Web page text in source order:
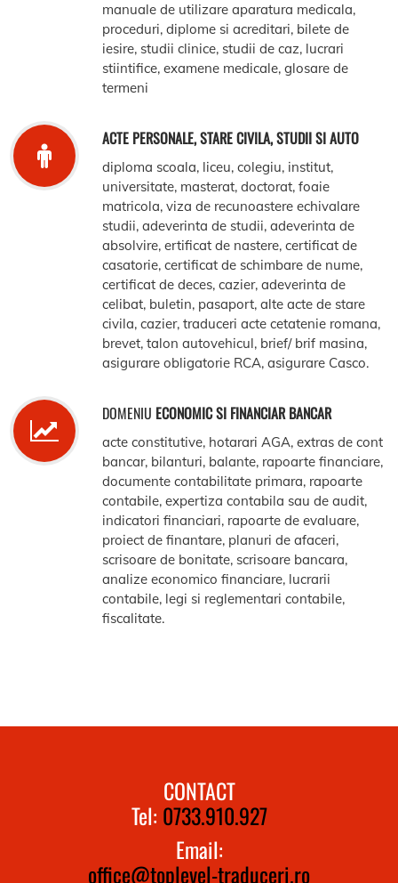
manuale de utilizare aparatura medicala,
proceduri, diplome si acreditari, bilete de
iesire, studii clinice, studii de caz, lucrari
stiintifice, examene medicale, glosare de
termeni
ACTE PERSONALE, STARE CIVILA, STUDII SI AUTO
diploma scoala, liceu, colegiu, institut,
universitate, masterat, doctorat, foaie
matricola, viza de recunoastere echivalare
studii, adeverinta de studii, adeverinta de
absolvire, ertificat de nastere, certificat de
casatorie, certificat de schimbare de nume,
certificat de deces, cazier, adeverinta de
celibat, buletin, pasaport, alte acte de stare
civila, cazier, traduceri acte cetatenie romana,
brevet, talon autovehicul, brief/ brif masina,
asigurare obligatorie RCA, asigurare Casco.
DOMENIU ECONOMIC SI FINANCIAR BANCAR
acte constitutive, hotarari AGA, extras de cont
bancar, bilanturi, balante, rapoarte financiare,
documente contabilitate primara, rapoarte
contabile, expertiza contabila sau de audit,
indicatori financiari, rapoarte de evaluare,
proiect de finantare, planuri de afaceri,
scrisoare de bonitate, scrisoare bancara,
analize economico financiare, lucrarii
contabile, legi si reglementari contabile,
fiscalitate.
CONTACT
Tel: 0733.910.927
Email:
office@toplevel-traduceri.ro